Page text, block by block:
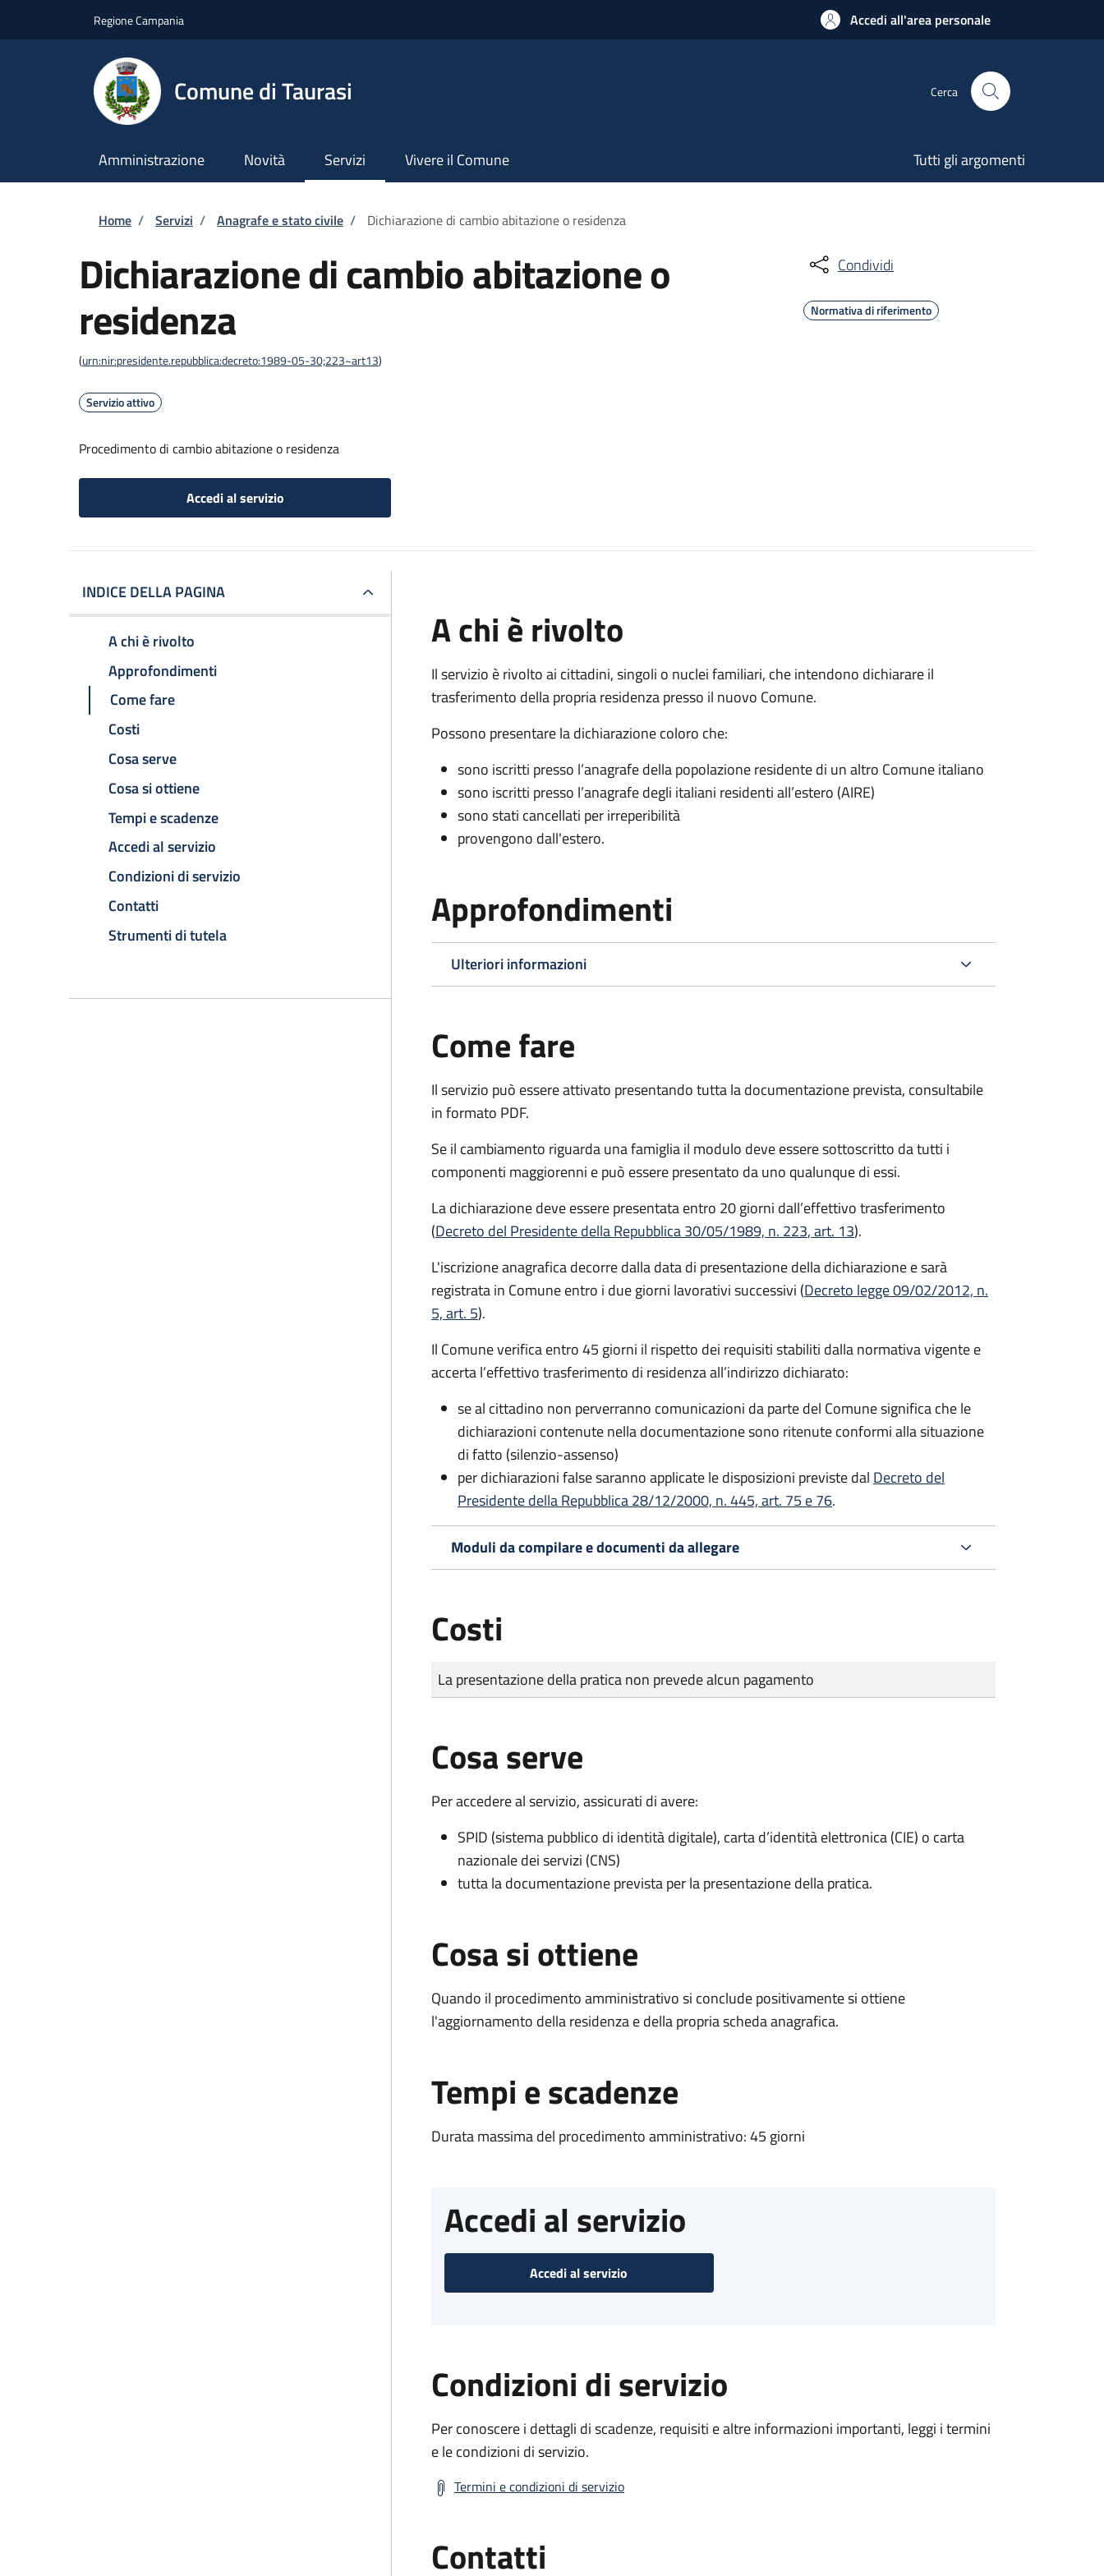
Regione Campania Accedi all'area personale
Comune di Taurasi Cerca
Amministrazione Novità Servizi Vivere il Comune Tutti gli argomenti
Briciole di pane
Home / Servizi / Anagrafe e stato civile / Dichiarazione di cambio abitazione o residenza
Dichiarazione di cambio abitazione o
residenza
(urn:nir:presidente.repubblica:decreto:1989-05-30;223~art13)
Servizio attivo
Procedimento di cambio abitazione o residenza
Accedi al servizio
Condividi
Normativa di riferimento
INDICE DELLA PAGINA
A chi è rivolto
Approfondimenti
Come fare
Costi
Cosa serve
Cosa si ottiene
Tempi e scadenze
Accedi al servizio
Condizioni di servizio
Contatti
Strumenti di tutela
A chi è rivolto
Il servizio è rivolto ai cittadini, singoli o nuclei familiari, che intendono dichiarare il
trasferimento della propria residenza presso il nuovo Comune.
Possono presentare la dichiarazione coloro che:
sono iscritti presso l’anagrafe della popolazione residente di un altro Comune italiano
sono iscritti presso l’anagrafe degli italiani residenti all’estero (AIRE)
sono stati cancellati per irreperibilità
provengono dall'estero.
Approfondimenti
Ulteriori informazioni
Come fare
Il servizio può essere attivato presentando tutta la documentazione prevista, consultabile
in formato PDF.
Se il cambiamento riguarda una famiglia il modulo deve essere sottoscritto da tutti i
componenti maggiorenni e può essere presentato da uno qualunque di essi.
La dichiarazione deve essere presentata entro 20 giorni dall’effettivo trasferimento
(Decreto del Presidente della Repubblica 30/05/1989, n. 223, art. 13).
L'iscrizione anagrafica decorre dalla data di presentazione della dichiarazione e sarà
registrata in Comune entro i due giorni lavorativisuccessivi (Decreto legge 09/02/2012, n.
5, art. 5).
Il Comune verifica entro45 giorni il rispetto dei requisiti stabiliti dalla normativa vigente e
accerta l’effettivo trasferimento di residenza all’indirizzo dichiarato:
se al cittadino non perverranno comunicazioni da parte del Comune significa che le
dichiarazioni contenute nella documentazione sono ritenute conformi alla situazione
di fatto (silenzio-assenso)
per dichiarazioni false saranno applicate le disposizioni previste dal Decreto del
Presidente della Repubblica 28/12/2000, n. 445, art. 75 e 76.
Moduli da compilare e documenti da allegare
Costi
Tipo di pagamento
Importo
La presentazione della pratica non prevede alcun pagamento
Cosa serve
Per accedere al servizio, assicurati di avere:
SPID (sistema pubblico di identità digitale), carta d’identità elettronica (CIE) o carta
nazionale dei servizi (CNS)
tutta la documentazione prevista per la presentazione della pratica.
Cosa si ottiene
Quando il procedimento amministrativo si conclude positivamente si ottiene
l'aggiornamento della residenza e della propria scheda anagrafica.
Tempi e scadenze
Durata massima del procedimento amministrativo: 45 giorni
Accedi al servizio
Accedi al servizio
Condizioni di servizio
Per conoscere i dettagli di scadenze, requisiti e altre informazioni importanti, leggi i termini
e le condizioni di servizio.
Termini e condizioni di servizio
Contatti